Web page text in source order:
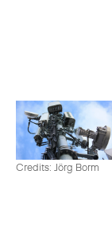
Credits: Jörg Borm